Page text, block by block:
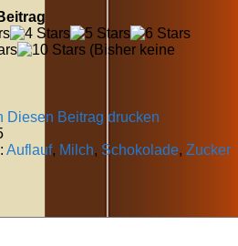
(Bisher keine
Diesen Beitrag drucken
Auflauf, Milch, Schokolade, Zucker